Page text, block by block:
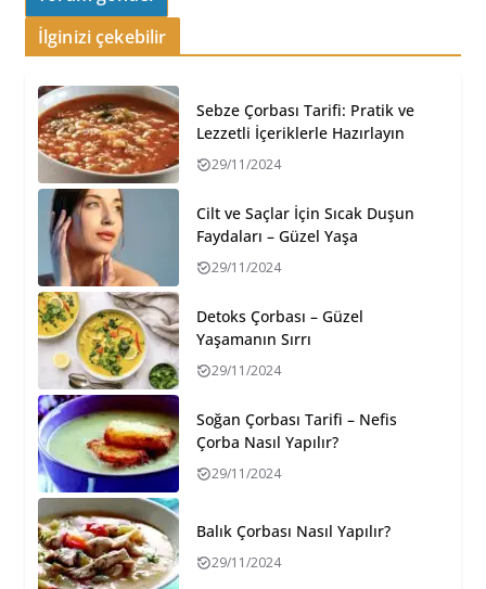
İlginizi çekebilir
Sebze Çorbası Tarifi: Pratik ve
Lezzetli İçeriklerle Hazırlayın
29/11/2024
Cilt ve Saçlar İçin Sıcak Duşun
Faydaları – Güzel Yaşa
29/11/2024
Detoks Çorbası – Güzel
Yaşamanın Sırrı
29/11/2024
Soğan Çorbası Tarifi – Nefis
Çorba Nasıl Yapılır?
29/11/2024
Balık Çorbası Nasıl Yapılır?
29/11/2024